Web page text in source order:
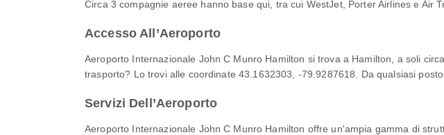
Circa 3 compagnie aeree hanno base qui, tra cui WestJet, Porter Airlines e Air
Accesso All’Aeroporto
Aeroporto Internazionale John C Munro Hamilton si trova a Hamilton, a soli
trasporto? Lo trovi alle coordinate 43.1632303, -79.9287618. Da qualsiasi
Servizi Dell’Aeroporto
Aeroporto Internazionale John C Munro Hamilton offre un'ampia gamma di